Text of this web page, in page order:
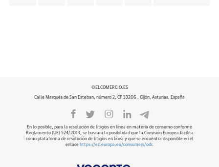
©ELCOMERCIO.ES
Calle Marqués de San Esteban, número 2, CP 33206 , Gijón, Asturias, España
En lo posible, para la resolución de litigios en línea en materia de consumo conforme
Reglamento (UE) 524/2013, se buscará la posibilidad que la Comisión Europea facilita
como plataforma de resolución de litigios en línea y que se encuentra disponible en el
enlace https://ec.europa.eu/consumers/odr.